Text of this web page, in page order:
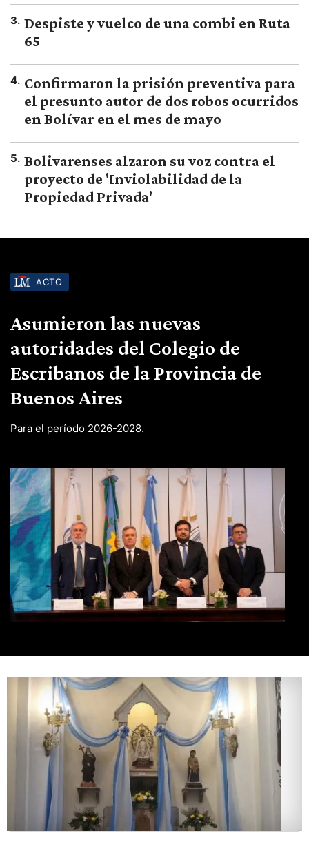
3. Despiste y vuelco de una combi en Ruta
65
4. Confirmaron la prisión preventiva para
el presunto autor de dos robos ocurridos
en Bolívar en el mes de mayo
5. Bolivarenses alzaron su voz contra el
proyecto de 'Inviolabilidad de la
Propiedad Privada'
ACTO
Asumieron las nuevas
autoridades del Colegio de
Escribanos de la Provincia de
Buenos Aires
Para el período 2026-2028.